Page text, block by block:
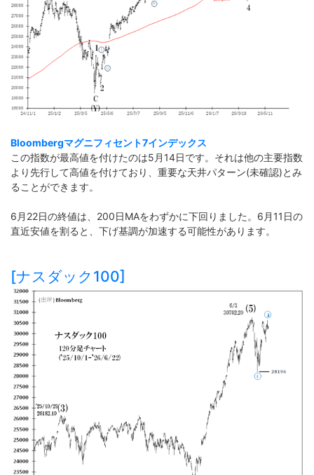
Bloombergマグニフィセント7インデックス
この指数が最高値を付けたのは5月14日です。それは他の主要指数
より先行して高値を付けており、重要な天井パターン(未確認)とみ
ることができます。
6月22日の終値は、200日MAをわずかに下回りました。6月11日の
直近安値を割ると、下げ基調が加速する可能性があります。
[ナスダック100]